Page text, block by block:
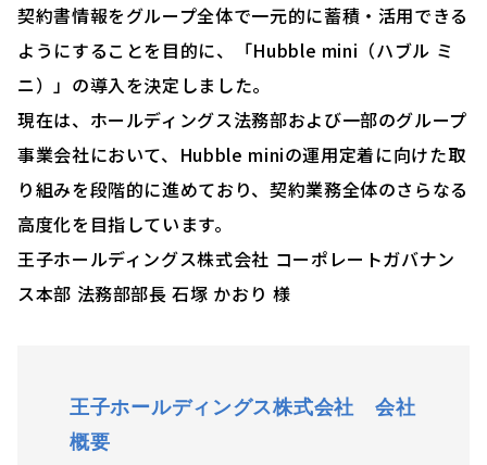
契約書情報をグループ全体で一元的に蓄積・活用できる
ようにすることを目的に、「Hubble mini（ハブル ミ
ニ）」の導入を決定しました。
現在は、ホールディングス法務部および一部のグループ
事業会社において、Hubble miniの運用定着に向けた取
り組みを段階的に進めており、契約業務全体のさらなる
高度化を目指しています。
王子ホールディングス株式会社 コーポレートガバナン
ス本部 法務部部長 石塚 かおり 様
王子ホールディングス株式会社
会社
概要